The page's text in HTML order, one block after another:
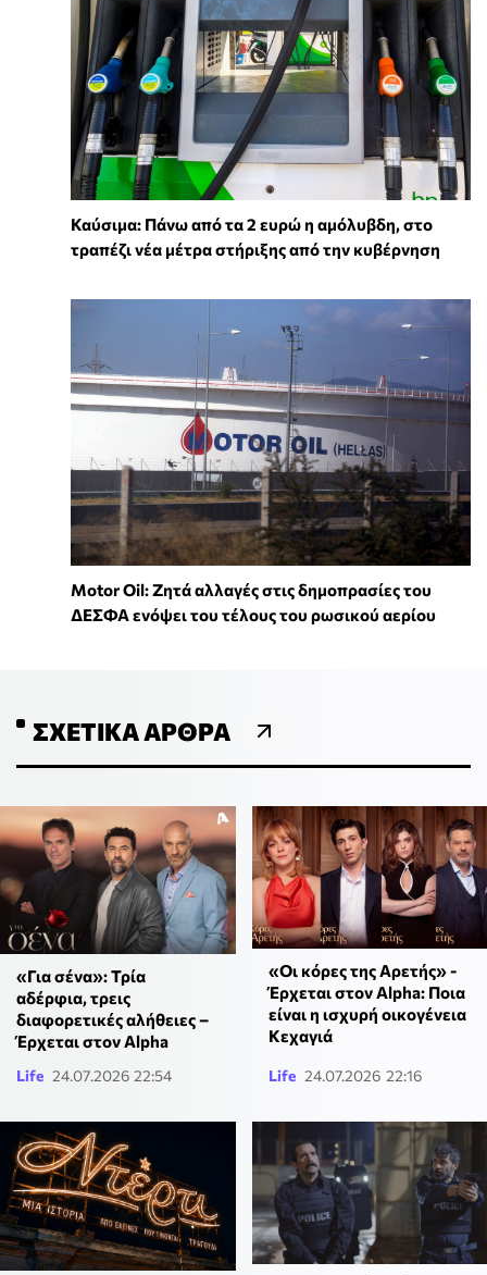
Καύσιμα: Πάνω από τα 2 ευρώ η αμόλυβδη, στο
τραπέζι νέα μέτρα στήριξης από την κυβέρνηση
Motor Oil: Ζητά αλλαγές στις δημοπρασίες του
ΔΕΣΦΑ ενόψει του τέλους του ρωσικού αερίου
ΣΧΕΤΙΚΆ ΆΡΘΡΑ
«Για σένα»: Τρία
αδέρφια, τρεις
διαφορετικές αλήθειες –
Έρχεται στον Alpha
Life 24.07.2026 22:54
«Οι κόρες της Αρετής» -
Έρχεται στον Alpha: Ποια
είναι η ισχυρή οικογένεια
Κεχαγιά
Life 24.07.2026 22:16